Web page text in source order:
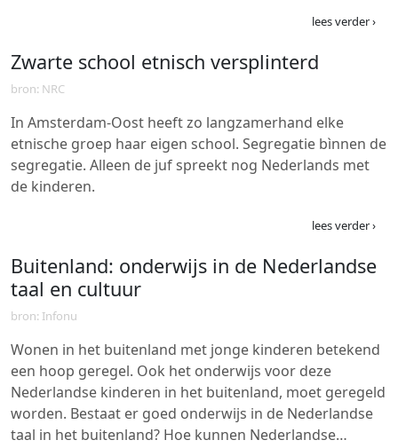
lees verder ›
Zwarte school etnisch versplinterd
bron: NRC
In Amsterdam-Oost heeft zo langzamerhand elke
etnische groep haar eigen school. Segregatie bìnnen de
segregatie. Alleen de juf spreekt nog Nederlands met
de kinderen.
lees verder ›
Buitenland: onderwijs in de Nederlandse
taal en cultuur
bron: Infonu
Wonen in het buitenland met jonge kinderen betekend
een hoop geregel. Ook het onderwijs voor deze
Nederlandse kinderen in het buitenland, moet geregeld
worden. Bestaat er goed onderwijs in de Nederlandse
taal in het buitenland? Hoe kunnen Nederlandse…